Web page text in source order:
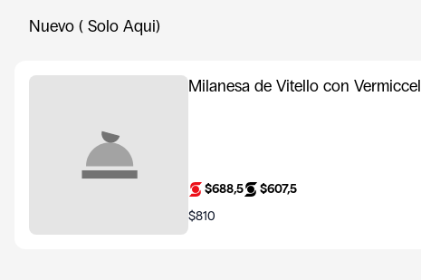
Nuevo ( Solo Aqui)
Milanesa de Vitello con
$688,5 $607,5
$810